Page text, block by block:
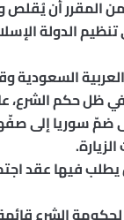
ظل حكم الشرع،
ضمّ سوريا إلى
يطلب فيها عقد